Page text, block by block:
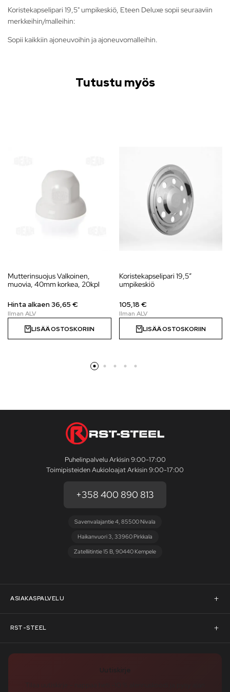
Koristekapselipari 19,5" umpikeskiö, Eteen Deluxe sopii seuraaviin
merkkeihin/malleihin:
Sopii kaikkiin ajoneuvoihin ja ajoneuvomalleihin.
Tutustu myös
Mutterinsuojus Valkoinen,
muovia, 40mm korkea, 20kpl
Hinta alkaen 36,65 €
LISÄÄ OSTOSKORIIN
Koristekapselipari 19,5″
umpikeskiö
105,18 €
LISÄÄ OSTOSKORIIN
Puhelinpalvelu Arkisin 9:00-17:00
Toimipisteiden Aukioloajat Arkisin 9:00-17:00
+358 400 890 813
Savenvalajantie 4, 85500 Nivala
Haikanvuori 3, 33960 Pirkkala
Zatelliitintie 15 B, 90440 Kempele
ASIAKASPALVELU
Asiakaspalvelu
Pyydä tarjous
RST-STEEL
RST-Steelin tarina
Uutiskirje